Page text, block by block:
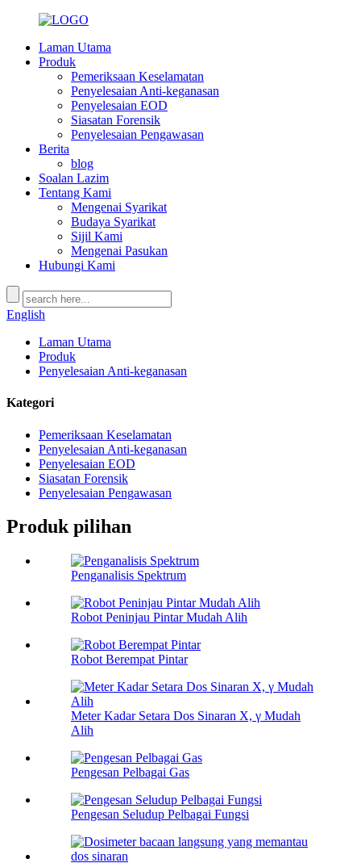
Laman Utama
Produk
Pemeriksaan Keselamatan
Penyelesaian Anti-keganasan
Penyelesaian EOD
Siasatan Forensik
Penyelesaian Pengawasan
Berita
blog
Soalan Lazim
Tentang Kami
Mengenai Syarikat
Budaya Syarikat
Sijil Kami
Mengenai Pasukan
Hubungi Kami
English
Laman Utama
Produk
Penyelesaian Anti-keganasan
Kategori
Pemeriksaan Keselamatan
Penyelesaian Anti-keganasan
Penyelesaian EOD
Siasatan Forensik
Penyelesaian Pengawasan
Produk pilihan
Penganalisis Spektrum
Robot Peninjau Pintar Mudah Alih
Robot Berempat Pintar
Meter Kadar Setara Dos Sinaran X, γ Mudah
Alih
Pengesan Pelbagai Gas
Pengesan Seludup Pelbagai Fungsi